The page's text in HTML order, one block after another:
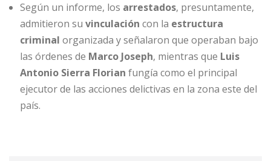
Según un informe, los arrestados, presuntamente,
admitieron su vinculación con la estructura
criminal organizada y señalaron que operaban bajo
las órdenes de Marco Joseph, mientras que Luis
Antonio Sierra Florian fungía como el principal
ejecutor de las acciones delictivas en la zona este del
país.